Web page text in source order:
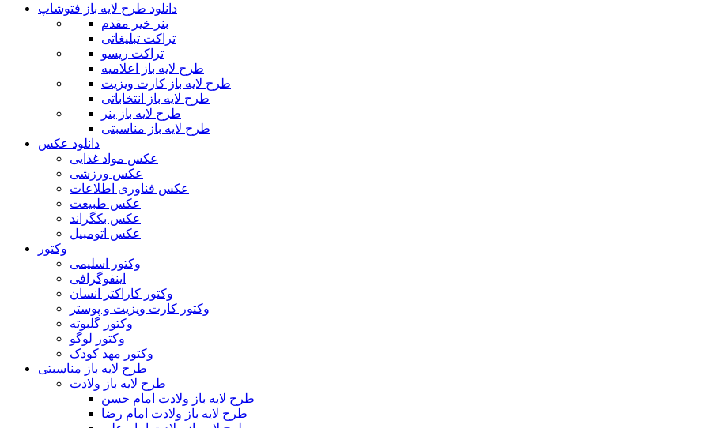
دانلود طرح لایه باز فتوشاپ
بنر خیر مقدم
تراکت تبلیغاتی
تراکت ریسو
طرح لایه باز اعلامیه
طرح لایه باز کارت ویزیت
طرح لایه باز انتخاباتی
طرح لایه باز بنر
طرح لایه باز مناسبتی
دانلود عکس
عکس مواد غذایی
عکس ورزشی
عکس فناوری اطلاعات
عکس طبیعت
عکس بکگراند
عکس اتومبیل
وکتور
وکتور اسلیمی
اینفوگرافی
وکتور کاراکتر انسان
وکتور کارت ویزیت و پوستر
وکتور گلبوته
وکتور لوگو
وکتور مهد کودک
طرح لایه باز مناسبتی
طرح لایه باز ولادت
طرح لایه باز ولادت امام حسن
طرح لایه باز ولادت امام رضا